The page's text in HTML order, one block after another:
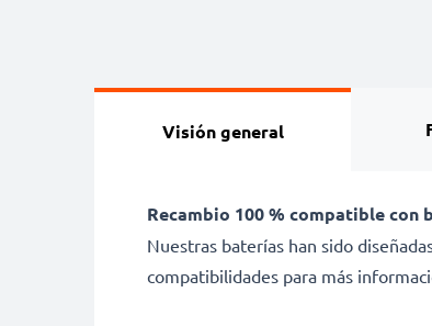
Visión general
Recambio 100 % compatible con
Nuestras baterías han sido
compatibilidades para más